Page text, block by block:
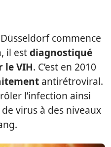
commence
il estdiagnostiqué
le VIH. C’est en 2010
antirétroviral.
l’infection ainsi
virus à des niveaux